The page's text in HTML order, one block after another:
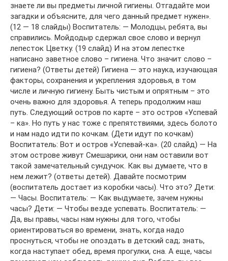
знаете ли вы предметы личной гигиены. Отгадайте мои
загадки и объясните, для чего данный предмет нужен».
(12 — 18 слайды) Воспитатель: — Молодцы, ребята, вы
справились. Мойдодыр сдержал свое слово и вернул
лепесток Цветку. (19 слайд) И на этом лепестке
написано заветное слово – гигиена. Что значит слово –
гигиена? (Ответы детей) Гигиена — это наука, изучающая
факторы, сохранения и укрепления здоровья, в том
числе и личную гигиену. Быть чистым и опрятным – это
очень важно для здоровья. А теперь продолжим наш
путь. Следующий остров по карте – это остров «Успевай
– ка». Но путь у нас тоже с препятствиями, здесь болото
и нам надо идти по кочкам. (Дети идут по кочкам)
Воспитатель: Вот и остров «Успевай-ка». (20 слайд) — На
этом острове живут Смешарики, они нам оставили вот
такой замечательный сундучок. Как вы думаете, что в
нем лежит? (ответы детей). Давайте посмотрим
(воспитатель достает из коробки часы). Что это? Дети:
— Часы. Воспитатель: — Как выдумаете, зачем нужны
часы? Дети: — Чтобы везде успевать. Воспитатель: —
Да, вы правы, часы нам нужны для того, чтобы
ориентироваться во времени, знать, когда надо
проснуться, чтобы не опоздать в детский сад; знать,
когда наступает обед, время прогулки, сна. А еще, часы